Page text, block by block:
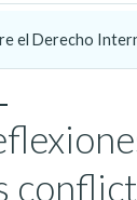
el Derecho